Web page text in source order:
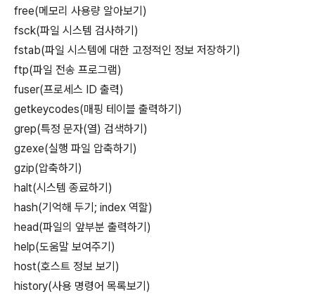
free(메모리 사용량 알아보기)
fsck(파일 시스템 검사하기)
fstab(파일 시스템에 대한 고정적인 정보 저장하기)
ftp(파일 전송 프로그램)
fuser(프로세스 ID 출력)
getkeycodes(매핑 테이블 출력하기)
grep(특정 문자(열) 검색하기)
gzexe(실행 파일 압축하기)
gzip(압축하기)
halt(시스템 종료하기)
hash(기억해 두기; index 역할)
head(파일의 앞부분 출력하기)
help(도움말 보여주기)
host(호스트 정보 보기)
history(사용 명령어 목록보기)